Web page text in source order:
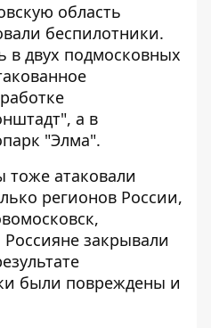
область
беспилотники.
в двух подмосковных
а в
"Элма".
тоже атаковали
регионов России,
закрывали
были повреждены и